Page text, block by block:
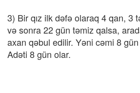
3) Bir qız ilk dəfə olaraq 4 qan, 3
və sonra 22 gün təmiz qalsa,
axan qəbul edilir. Yəni cəmi 8
Adəti 8 gün olar.